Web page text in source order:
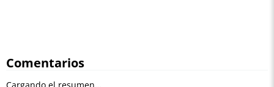
Comentarios